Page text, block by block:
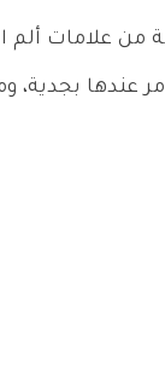
من علامات ألم
عندها بجدية،